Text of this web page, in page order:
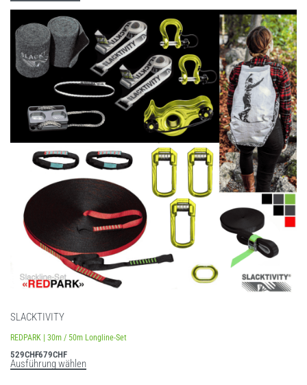
SLACKTIVITY
REDPARK | 30m / 50m Longline-Set
529CHF679CHF
Ausführung wählen